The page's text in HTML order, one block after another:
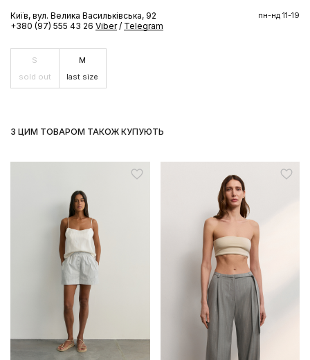
Київ, вул. Велика Васильківська, 92
+380 (97) 555 43 26 Viber / Telegram
пн-нд 11-19
S
sold out
M
last size
З ЦИМ ТОВАРОМ ТАКОЖ КУПУЮТЬ